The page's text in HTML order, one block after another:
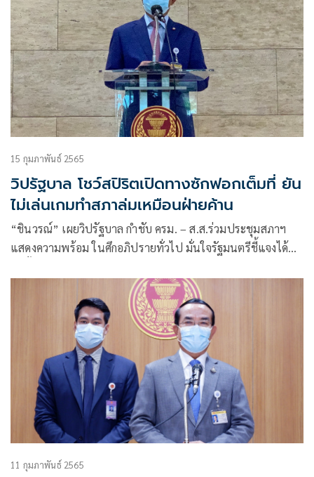
15 กุมภาพันธ์ 2565
วิปรัฐบาล โชว์สปิริตเปิดทางซักฟอกเต็มที่ ยัน
ไม่เล่นเกมทำสภาล่มเหมือนฝ่ายค้าน
“ชินวรณ์” เผยวิปรัฐบาล กำชับ ครม. – ส.ส.ร่วมประชุมสภาฯ
แสดงความพร้อม ในศึกอภิปรายทั่วไป มั่นใจรัฐมนตรีชี้แจงได้
ตัวแทนพรรคใหญ่ โฆษกรัฐบาล หวังแจงข้อมูลคู่ขนานสภา
11 กุมภาพันธ์ 2565